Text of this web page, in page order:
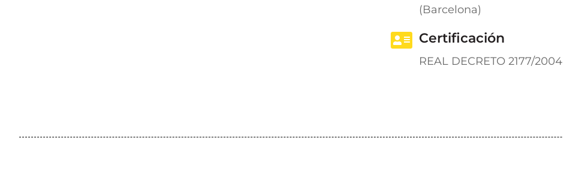
(Barcelona)
Certificación
REAL DECRETO 2177/2004